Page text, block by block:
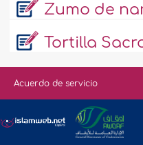
Zumo de
Tortilla
Acuerdo de servicio